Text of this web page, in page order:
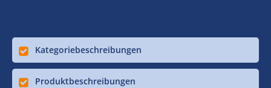
Kategoriebeschreibungen
Produktbeschreibungen